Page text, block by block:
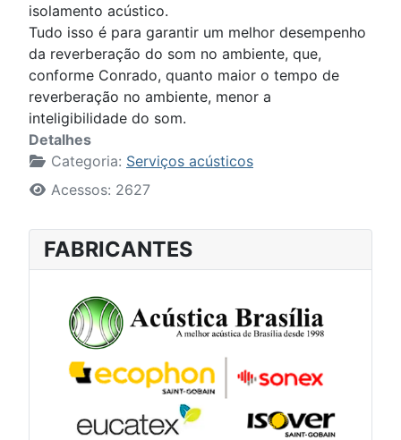
isolamento acústico.
Tudo isso é para garantir um melhor desempenho
da reverberação do som no ambiente, que,
conforme Conrado, quanto maior o tempo de
reverberação no ambiente, menor a
inteligibilidade do som.
Detalhes
Categoria: Serviços acústicos
Acessos: 2627
FABRICANTES